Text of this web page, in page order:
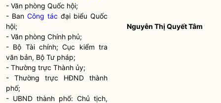
- Văn phòngQuốc hội;
- BanCông tác đại biểu Quốc
hội;
- Văn phòng Chính phủ;
- Bộ Tài chính; Cục kiểm tra
văn bản, Bộ Tư pháp;
- Thường trực Thành ủy;
- Thường trực HĐND thành
phố;
- UBND thành phố: Chủ tịch,
Nguyễn Thị Quyết Tâm